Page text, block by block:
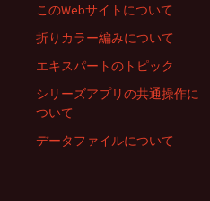
このWebサイトについて
折りカラー編みについて
エキスパートのトピック
シリーズアプリの共通操作に
ついて
データファイルについて